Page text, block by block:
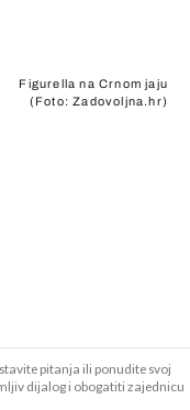
Figurella na Crnom jaju
(Foto: Zadovoljna.hr)
pitanja ili ponudite svoj
dijalog i obogatiti zajednicu